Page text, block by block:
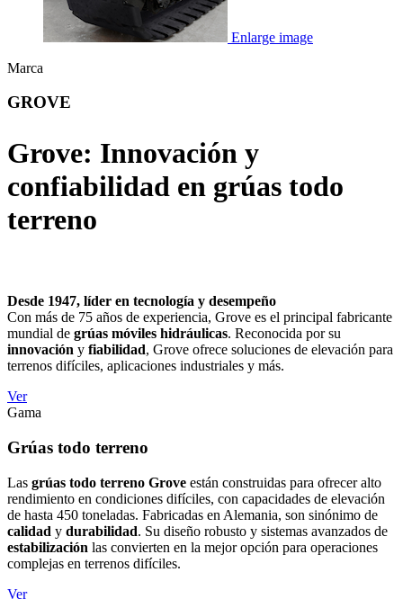
Enlarge image
Marca
GROVE
Grove: Innovación y
confiabilidad en grúas todo
terreno
Desde 1947, líder en tecnología y desempeño
Con más de 75 años de experiencia, Grove es el principal fabricante
mundial de grúas móviles hidráulicas. Reconocida por su
innovación y fiabilidad, Grove ofrece soluciones de elevación para
terrenos difíciles, aplicaciones industriales y más.
Ver
Gama
Grúas todo terreno
Las grúas todo terreno Grove están construidas para ofrecer alto
rendimiento en condiciones difíciles, con capacidades de elevación
de hasta 450 toneladas. Fabricadas en Alemania, son sinónimo de
calidad y durabilidad. Su diseño robusto y sistemas avanzados de
estabilización las convierten en la mejor opción para operaciones
complejas en terrenos difíciles.
Ver